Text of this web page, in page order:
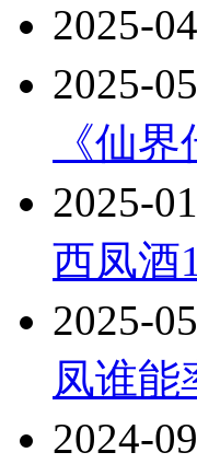
2025-
2025-
《仙
2025-
西凤酒
2025-
凤谁能
2024-